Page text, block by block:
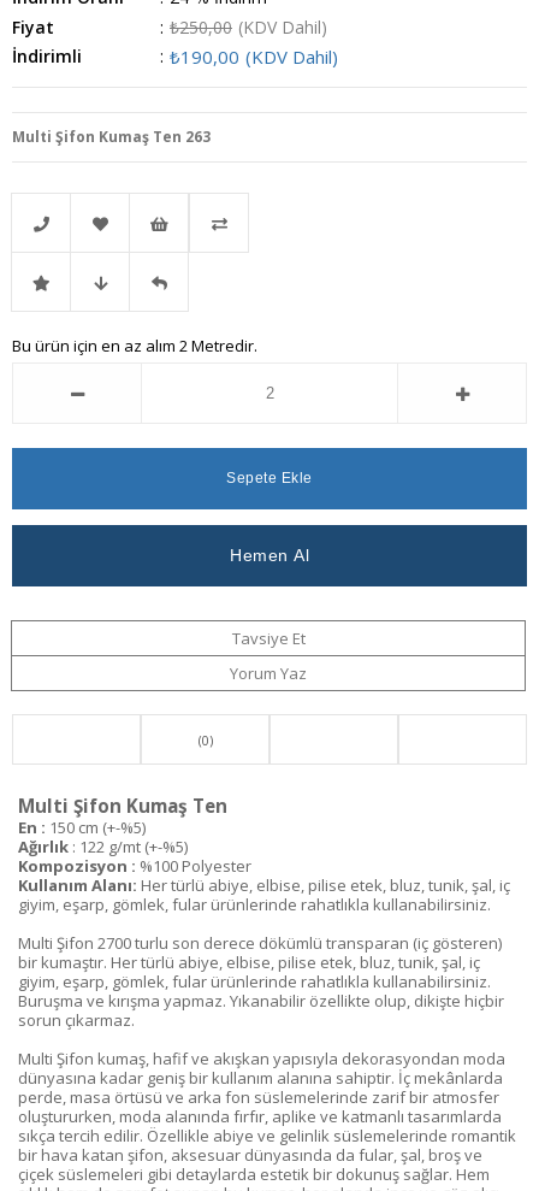
Fiyat
: ₺250,00 (KDV Dahil)
İndirimli
: ₺190,00 (KDV Dahil)
Multi Şifon Kumaş Ten 263
Telefonla
Sipariş
Favorilere
Ekle
İstek
Listeme
İndirimli Fiyat
Ver
Gelince
Bu ürün için en az alım 2 Metredir.
Tavsiye Et
Yorum Yaz
(0)
Multi Şifon Kumaş Ten
En : 150 cm (+-%5)
Ağırlık : 122 g/mt (+-%5)
Kompozisyon : %100 Polyester
Kullanım Alanı: Her türlü abiye, elbise, pilise etek, bluz, tunik, şal, iç
giyim, eşarp, gömlek, fular ürünlerinde rahatlıkla kullanabilirsiniz.
Multi Şifon 2700 turlu son derece dökümlü transparan (iç gösteren)
bir kumaştır. Her türlü abiye, elbise, pilise etek, bluz, tunik, şal, iç
giyim, eşarp, gömlek, fular ürünlerinde rahatlıkla kullanabilirsiniz.
Buruşma ve kırışma yapmaz. Yıkanabilir özellikte olup, dikişte hiçbir
sorun çıkarmaz.
Multi Şifon kumaş, hafif ve akışkan yapısıyla dekorasyondan moda
dünyasına kadar geniş bir kullanım alanına sahiptir. İç mekânlarda
perde, masa örtüsü ve arka fon süslemelerinde zarif bir atmosfer
oluştururken, moda alanında fırfır, aplike ve katmanlı tasarımlarda
sıkça tercih edilir. Özellikle abiye ve gelinlik süslemelerinde romantik
bir hava katan şifon, aksesuar dünyasında da fular, şal, broş ve
çiçek süslemeleri gibi detaylarda estetik bir dokunuş sağlar. Hem